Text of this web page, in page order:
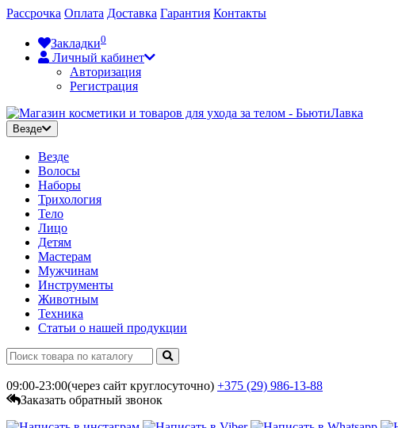
Рассрочка Оплата Доставка Гарантия Контакты
Закладки0
Личный кабинет
Авторизация
Регистрация
Везде
Везде
Волосы
Наборы
Трихология
Тело
Лицо
Детям
Мастерам
Мужчинам
Инструменты
Животным
Техника
Статьи о нашей продукции
09:00-23:00(через сайт круглосуточно) +375 (29) 986-13-88
Заказать обратный звонок